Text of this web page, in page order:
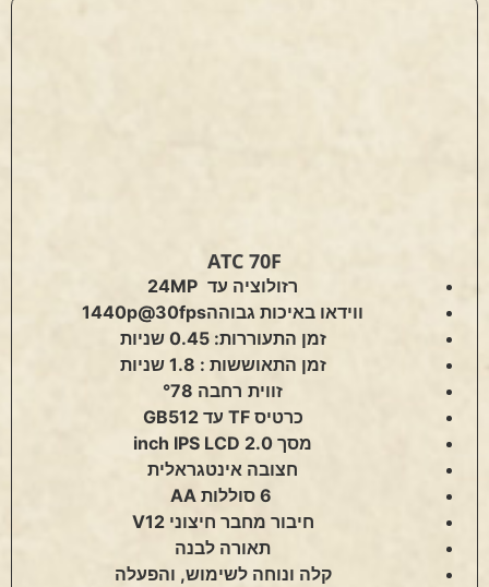
ATC 70F
רזולוציה עד 24MP
ווידאו באיכות גבוהה1440p@30fps
זמן התעוררות: 0.45 שניות
זמן התאוששות : 1.8 שניות
זווית רחבה °78
כרטיס TF עד GB512
מסך 2.0 inch IPS LCD
חצובה אינטגראלית
סוללות AA
חיבור מחבר חיצוני
V12
תאורה לבנה
קלה ונוחה לשימוש, והפעלה